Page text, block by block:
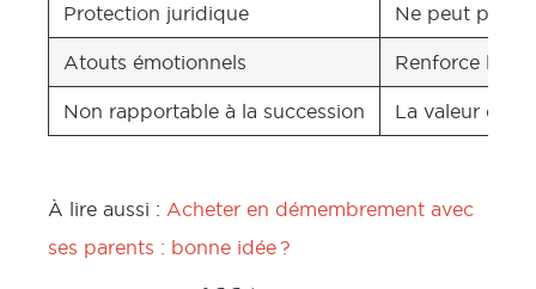
Protection juridique Ne peut pas
Atouts émotionnels Renforce les
Non rapportable à la succession La valeur du
À lire aussi : Acheter en démembrement avec
ses parents : bonne idée ?